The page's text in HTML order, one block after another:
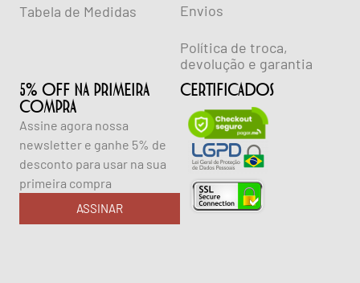
Tabela de Medidas Envios
Política de troca,
devolução e garantia
5% OFF NA PRIMEIRA
COMPRA
Assine agora nossa
newsletter e ganhe 5% de
desconto para usar na sua
primeira compra
ASSINAR
CERTIFICADOS